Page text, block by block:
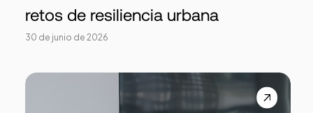
retos de resiliencia urbana
30 de junio de 2026